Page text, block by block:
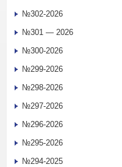
№302-2026
№301 — 2026
№300-2026
№299-2026
№298-2026
№297-2026
№296-2026
№295-2026
№294-2025